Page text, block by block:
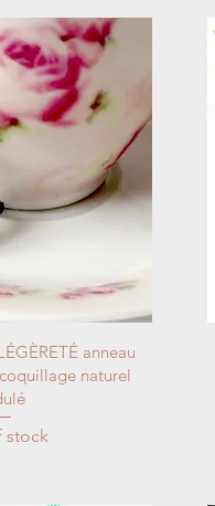
anneau
naturel
stock